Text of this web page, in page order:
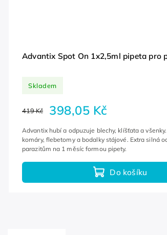
Advantix Spot On 1x2,5ml pipeta pro
Skladem
419 Kč 398,05 Kč
Do košíku
Advantix hubí a odpuzuje blechy, klíšťata a
komáry, flebetomy a bodalky stájové. Extra silná
parazitům na 1 měsíc formou pipety.